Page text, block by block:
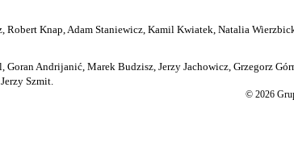
Robert Knap, Adam Staniewicz, Kamil Kwiatek, Natalia
Andrijanić, Marek Budzisz, Jerzy Jachowicz, Grzegorz
Szmit.
© 2026